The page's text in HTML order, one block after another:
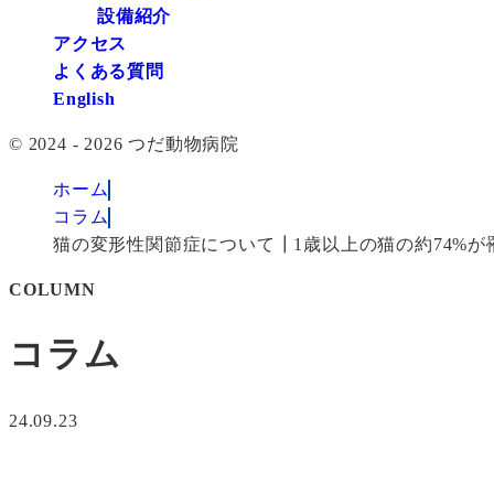
設備紹介
アクセス
よくある質問
English
© 2024 - 2026 つだ動物病院
ホーム
コラム
猫の変形性関節症について┃1歳以上の猫の約74%が
COLUMN
コラム
24.09.23